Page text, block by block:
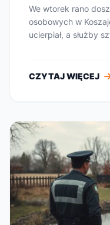
We wtorek rano
osobowych w
ucierpiał, a służby
CZYTAJ WIĘCEJ